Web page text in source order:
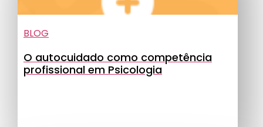
BLOG
O autocuidado como competência
profissional em Psicologia